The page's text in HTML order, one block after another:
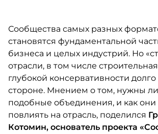
Сообщества самых разных
становятся фундаментальной
бизнеса и целых индустрий. Но
отрасли, в том числе
глубокой консервативности долго
стороне. Мнением о том, нужны
подобные объединения, и как они
повлиять на отрасль, поделился
Котомин, основатель проекта